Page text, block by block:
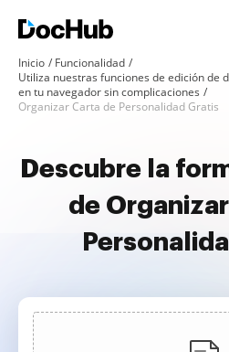
Inicio
Funcionalidad
Utiliza nuestras funciones de edición de
en tu navegador sin complicaciones
Organizar Carta de Personalidad Gratis
Descubre la
de